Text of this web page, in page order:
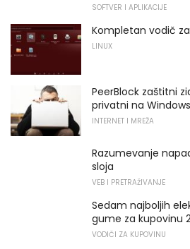
SOFTVER I APLIKACIJE
Kompletan vodič
LINUX
PeerBlock zaštitni
privatni na
INTERNET I MREŽA
Razumevanje
sloja
VEB I PRETRAŽIVANJE
Sedam najboljih
gume za kupovinu
VODIČI ZA KUPOVINU